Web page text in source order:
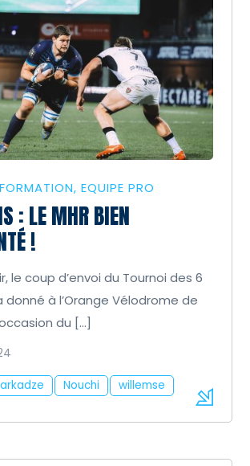
EQUIPE PRO
: LE MHR BIEN
!
le coup d’envoi du Tournoi des 6
donné à l’Orange Vélodrome de
du […]
Nouchi willemse